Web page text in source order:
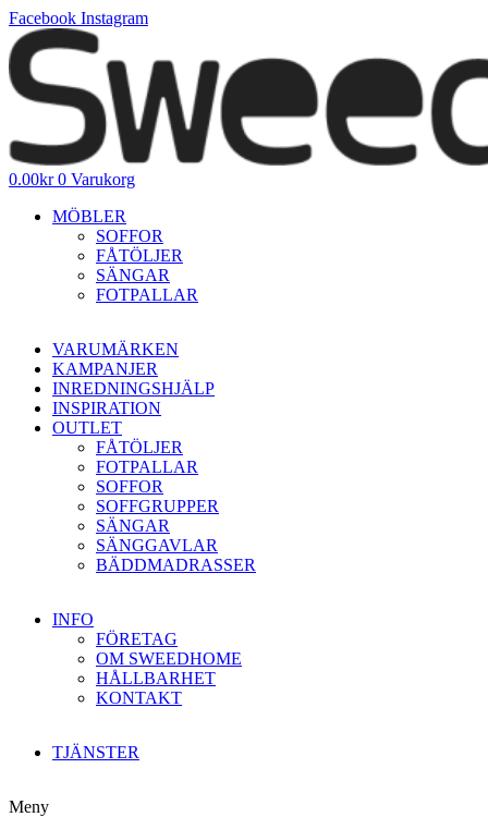
Hoppa
till
innehåll
Facebook Instagram
0.00kr 0 Varukorg
MÖBLER
SOFFOR
FÅTÖLJER
SÄNGAR
FOTPALLAR
VARUMÄRKEN
KAMPANJER
INREDNINGSHJÄLP
INSPIRATION
OUTLET
FÅTÖLJER
FOTPALLAR
SOFFOR
SOFFGRUPPER
SÄNGAR
SÄNGGAVLAR
BÄDDMADRASSER
INFO
FÖRETAG
OM SWEEDHOME
HÅLLBARHET
KONTAKT
TJÄNSTER
Meny